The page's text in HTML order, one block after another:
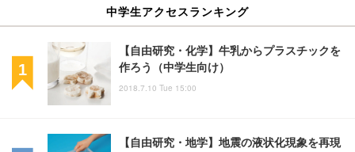
中学生アクセスランキング
【自由研究・化学】牛乳からプラスチックを
作ろう（中学生向け）
2018.7.10 Tue 15:00
【自由研究・地学】地震の液状化現象を再現